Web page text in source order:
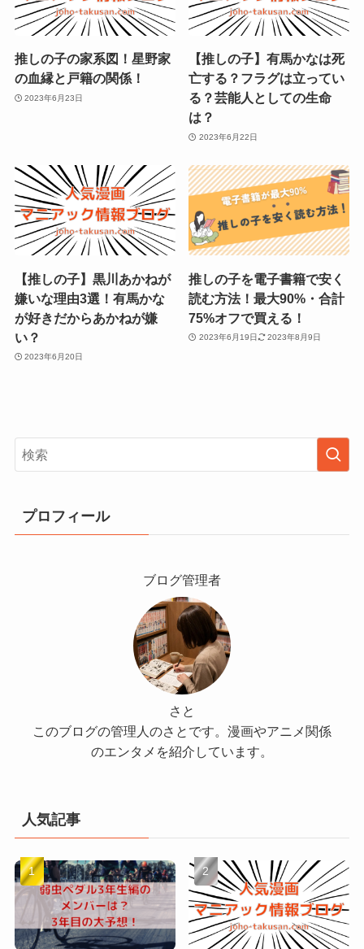
推しの子の家系図！星野家
の血縁と戸籍の関係！
2023年6月23日
【推しの子】有馬かなは死
亡する？フラグは立ってい
る？芸能人としての生命
は？
2023年6月22日
【推しの子】黒川あかねが
嫌いな理由3選！有馬かな
が好きだからあかねが嫌
い？
2023年6月20日
推しの子を電子書籍で安く
読む方法！最大90%・合計
75%オフで買える！
2023年6月19日 2023年8月9日
プロフィール
ブログ管理者
さと
このブログの管理人のさとです。漫画やアニメ関係
のエンタメを紹介しています。
人気記事